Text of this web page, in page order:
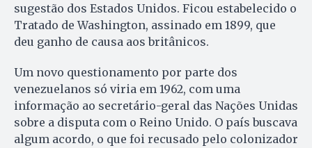
sugestão dos Estados Unidos. Ficou estabelecido o
Tratado de Washington, assinado em 1899, que
deu ganho de causa aos britânicos.
Um novo questionamento por parte dos
venezuelanos só viria em 1962, com uma
informação ao secretário-geral das Nações Unidas
sobre a disputa com o Reino Unido. O país buscava
algum acordo, o que foi recusado pelo colonizador